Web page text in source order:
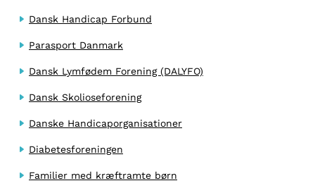
Dansk Handicap Forbund
Parasport Danmark
Dansk Lymfødem Forening (DALYFO)
Dansk Skolioseforening
Danske Handicaporganisationer
Diabetesforeningen
Familier med kræftramte børn